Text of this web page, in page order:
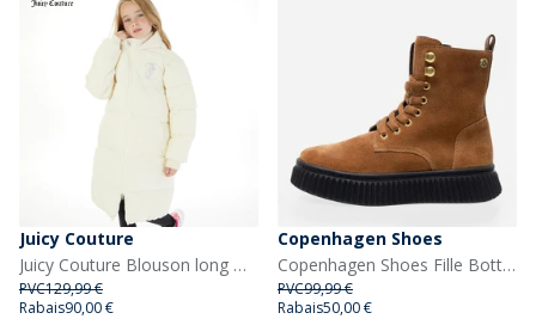
Juicy Couture
Juicy Couture Blouson long matelassé Fille Vanilla Ice
PVC129,99 €
Rabais90,00 €
Copenhagen Shoes
Copenhagen Shoes Fille Bottes Vera 0241 Cognac
PVC99,99 €
Rabais50,00 €